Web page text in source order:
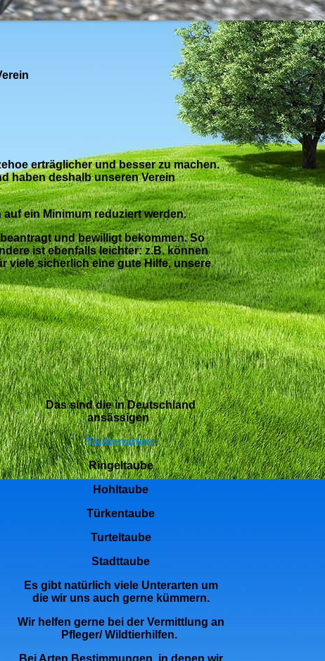
erträglicher und besser zu machen.
haben deshalb unseren Verein
ein Minimum reduziert werden.
und bewilligt bekommen. So
ist ebenfalls leichter: z.B. können
viele sicherlich eine gute Hilfe, unsere
Das sind die in Deutschland
ansässigen
Taubenarten:
Ringeltaube
Hohltaube
Türkentaube
Turteltaube
Stadttaube
Es gibt natürlich viele Unterarten um
die wir uns auch gerne kümmern.
Wir helfen gerne bei der Vermittlung an
Pfleger/ Wildtierhilfen.
Bei Arten Bestimmungen, in denen wir